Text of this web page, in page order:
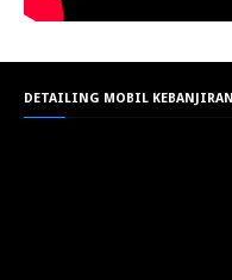
DETAILING MOBIL KEBANJIRAN